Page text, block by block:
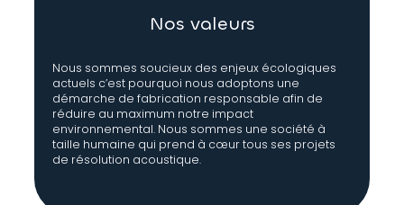
Nos valeurs
Nous sommes soucieux des enjeux écologiques
actuels c’est pourquoi nous adoptons une
démarche de fabrication responsable afin de
réduire au maximum notre impact
environnemental. Nous sommes une société à
taille humaine qui prend à cœur tous ses projets
de résolution acoustique.